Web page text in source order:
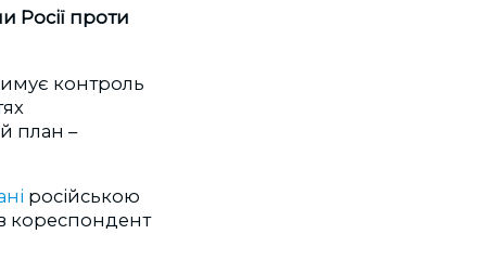
Росії проти
контроль
план –
російською
кореспондент